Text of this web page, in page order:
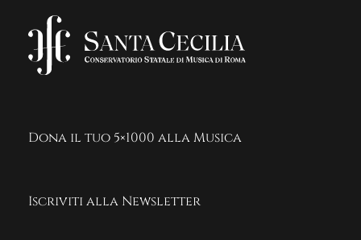
Dona il tuo 5×1000 alla Musica
Iscriviti alla Newsletter